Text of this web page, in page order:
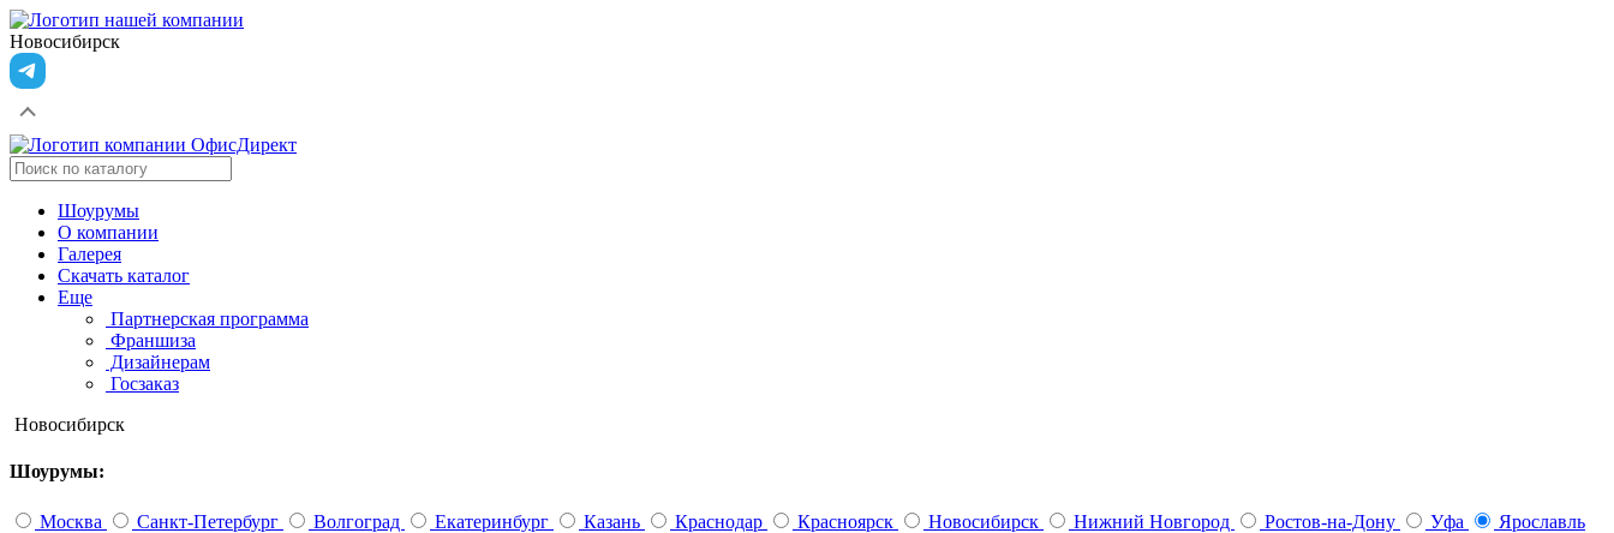
Новосибирск
Шоурумы
О компании
Галерея
Скачать каталог
Еще
Партнерская программа
Франшиза
Дизайнерам
Госзаказ
Новосибирск
Шоурумы:
Москва Санкт-Петербург Волгоград Екатеринбург Казань Краснодар Красноярск Новосибирск Нижний Новгород Ростов-на-Дону Уфа Ярославль